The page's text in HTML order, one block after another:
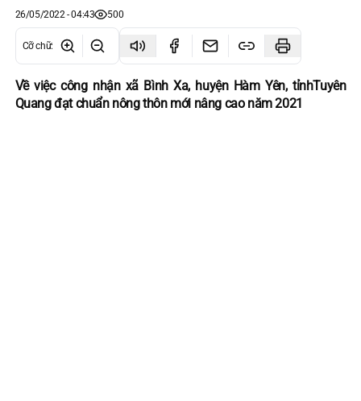
26/05/2022 - 04:43 500
Cỡ chữ:
Về việc công nhận xã Bình Xa, huyện Hàm Yên, tỉnhTuyên
Quang đạt chuẩn nông thôn mới nâng cao năm 2021